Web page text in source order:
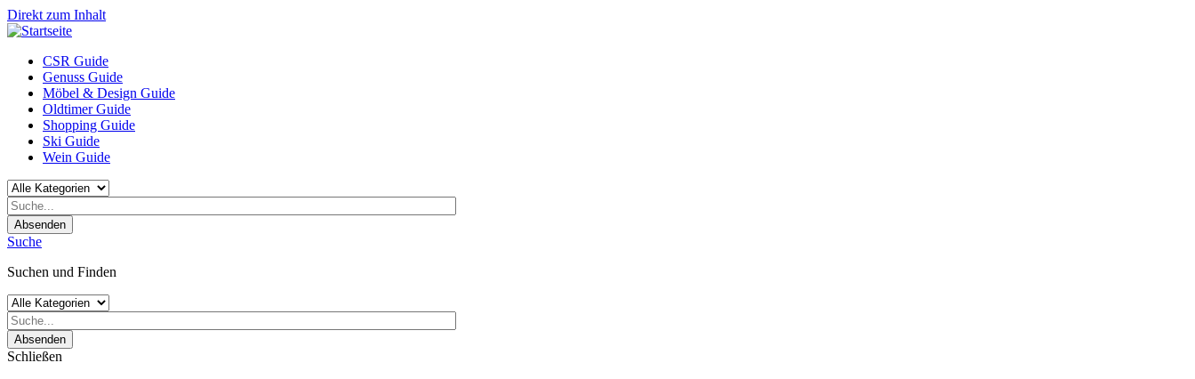
Direkt zum Inhalt
CSR Guide
Genuss Guide
Möbel & Design Guide
Oldtimer Guide
Shopping Guide
Ski Guide
Wein Guide
Absenden
Suche
Suchen und Finden
Absenden
Schließen